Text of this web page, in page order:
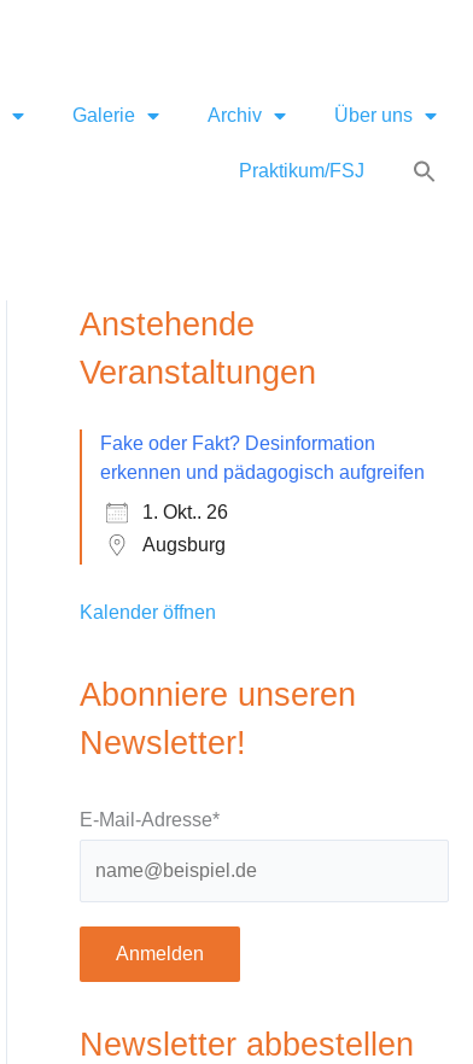
Galerie Archiv Über uns
Praktikum/FSJ
Anstehende
Veranstaltungen
Fake oder Fakt? Desinformation
erkennen und pädagogisch aufgreifen
1. Okt.. 26
Augsburg
Kalender öffnen
Abonniere unseren
Newsletter!
E-Mail-Adresse*
Anmelden
Newsletter abbestellen